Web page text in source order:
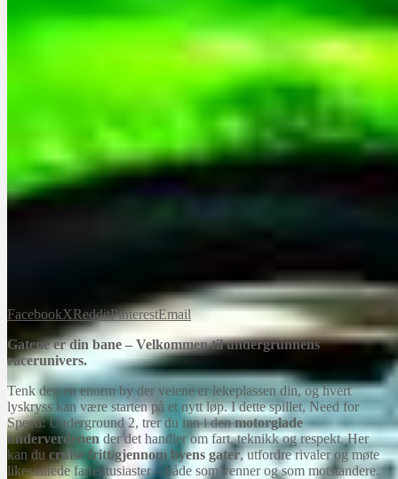
FacebookXRedditPinterestEmail
Gatene er din bane – Velkommen til undergrunnens
racerunivers.
Tenk deg en enorm by der veiene er lekeplassen din, og hvert
lyskryss kan være starten på et nytt løp. I dette spillet, Need for
Speed: Underground 2, trer du inn i denmotorglade
underverdenen der det handler om fart, teknikk og respekt. Her
kan du cruise fritt gjennom byens gater, utfordre rivaler og møte
likesinnede fartentusiaster – både som venner og som motstandere.